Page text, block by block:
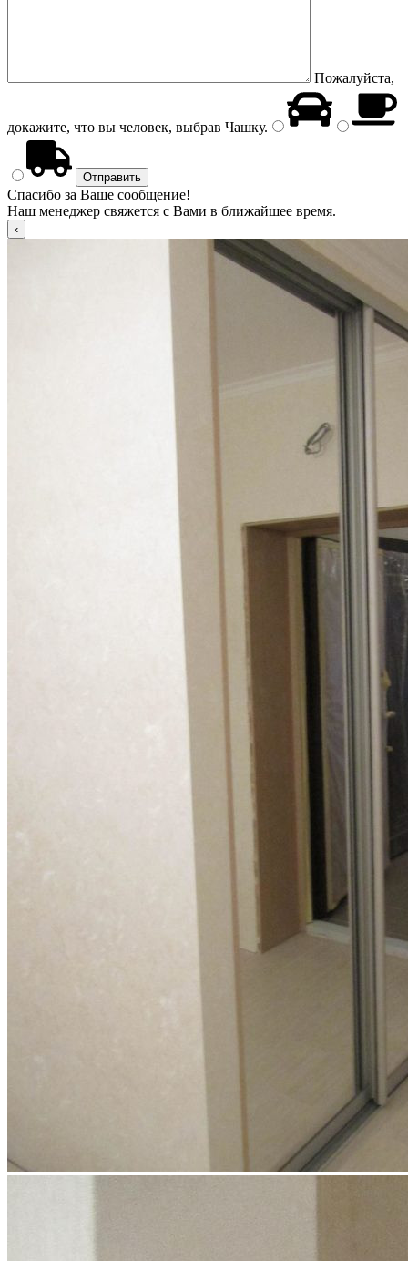
Пожалуйста,
докажите, что вы человек, выбрав Чашку.
Спасибо за Ваше сообщение!
Наш менеджер свяжется с Вами в ближайшее время.